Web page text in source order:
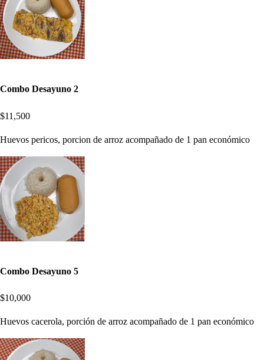
Combo Desayuno 2
$11,500
Huevos pericos, porcion de arroz acompañado de 1 pan económico
Combo Desayuno 5
$10,000
Huevos cacerola, porción de arroz acompañado de 1 pan económico